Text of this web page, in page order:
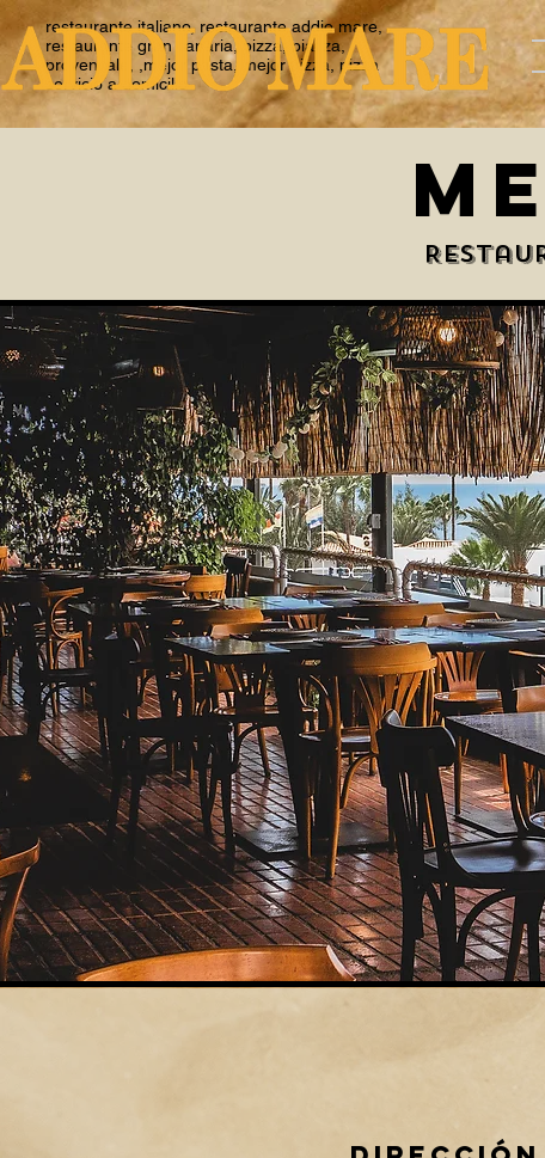
restaurante italiano, restaurante addio mare,
restaurante gran canaria, pizza, piazza,
provencale, ,mejor pasta, mejor pizza, pizza
servicio a domicilio